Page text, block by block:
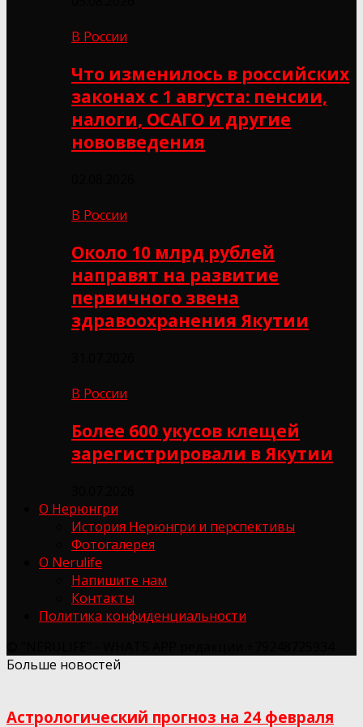
В России
Что изменилось в российских
законах с 1 августа: пенсии,
налоги, ОСАГО и другие
нововведения
В России
Около 10 млрд рублей
направят на развитие
первичного звена
здравоохранения Якутии
В России
Более 600 укусов клещей
зарегистрировали в Якутии
О Нерюнгри
История Нерюнгри и перспективы
Фотогалерея
О Nerulife
Напишите нам
Контакты
Политика конфиденциальности
Больше новостей
Астрологический прогноз на 24 февраля